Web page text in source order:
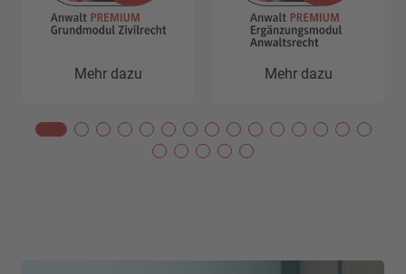
Mehr dazu Mehr dazu